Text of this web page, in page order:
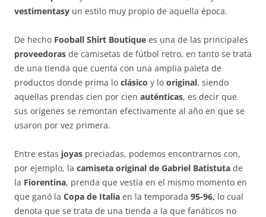
vestimentasy un estilo muy propio de aquella época.
De hecho Fooball Shirt Boutique es una de las principales
proveedoras de camisetas de fútbol retro, en tanto se trata
de una tienda que cuenta con una amplia paleta de
productos donde prima lo clásico y lo original, siendo
aquellas prendas cien por cien auténticas, es decir que
sus orígenes se remontan efectivamente al año en que se
usaron por vez primera.
Entre estas joyas preciadas, podemos encontrarnos con,
por ejemplo, la camiseta original de Gabriel Batistuta de
la Fiorentina, prenda que vestía en el mismo momento en
que ganó la Copa de Italia en la temporada 95-96, lo cual
denota que se trata de una tienda a la que fanáticos no